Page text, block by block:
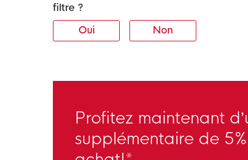
filtre ?
Oui
Non
Profitez maintenant
supplémentaire de